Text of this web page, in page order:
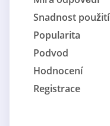
Snadnost použití
Popularita
Podvod
Hodnocení
Registrace